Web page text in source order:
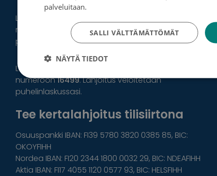
Lahjoita puhelinsoitolla 20 euroa: Soita
numeroon:
0600 04499 . Lahjoitus veloitetaan
puhelinlaskussasi.
Lahjoita tekstiviestillä 15 euroa: tekstaa
numeroon16499. Lahjoitus veloitetaan
puhelinlaskussasi.
Tee kertalahjoitus tilisiirtona
Osuuspankki IBAN: FI39 5780 3820 0385 85, BIC:
OKOYFIHH
Nordea IBAN: FI20 2344 1800 0032 29, BIC: NDEAFIHH
Aktia IBAN: FI17 4055 1120 0577 93, BIC: HELSFIHH
palveluitaan.
SALLI VÄLTTÄMÄTTÖMÄT
NÄYTÄ TIEDOT